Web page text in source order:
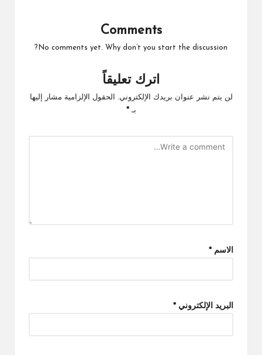
Comments
No comments yet. Why don’t you start the discussion?
اترك تعليقاً
لن يتم نشر عنوان بريدك الإلكتروني.
الحقول الإلزامية مشار إليها
بـ*
الاسم *
البريد الإلكتروني *